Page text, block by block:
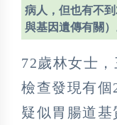
病人，但也有不
與基因遺傳有關）
72歲林女士
檢查發現有個
疑似胃腸道